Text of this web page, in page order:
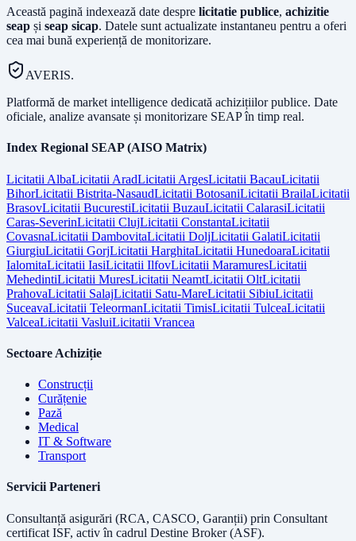
Această pagină indexează date despre licitatie publice, achizitie
seap și seap sicap. Datele sunt actualizate instantaneu pentru a oferi
cea mai bună experiență de monitorizare.
AVERIS.
Platformă de market intelligence dedicată achizițiilor publice. Date
oficiale, analize avansate și monitorizare SEAP în timp real.
Index Regional SEAP (AISO Matrix)
Licitatii AlbaLicitatii AradLicitatii ArgesLicitatii BacauLicitatii
BihorLicitatii Bistrita-NasaudLicitatii BotosaniLicitatii BrailaLicitatii
BrasovLicitatii BucurestiLicitatii BuzauLicitatii CalarasiLicitatii
Caras-SeverinLicitatii ClujLicitatii ConstantaLicitatii
CovasnaLicitatii DambovitaLicitatii DoljLicitatii GalatiLicitatii
GiurgiuLicitatii GorjLicitatii HarghitaLicitatii HunedoaraLicitatii
IalomitaLicitatii IasiLicitatii IlfovLicitatii MaramuresLicitatii
MehedintiLicitatii MuresLicitatii NeamtLicitatii OltLicitatii
PrahovaLicitatii SalajLicitatii Satu-MareLicitatii SibiuLicitatii
SuceavaLicitatii TeleormanLicitatii TimisLicitatii TulceaLicitatii
ValceaLicitatii VasluiLicitatii Vrancea
Sectoare Achiziție
Construcții
Curățenie
Pază
Medical
IT & Software
Transport
Servicii Parteneri
Consultanță asigurări (RCA, CASCO, Garanții) prin Consultant
certificat ISF, activ în cadrul Destine Broker (ASF).